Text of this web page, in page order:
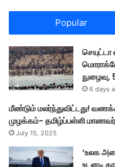
Popular
நுழைவு,
6 days
மீண்டும் மலர்ந்துவிட்டது!
முழக்கம்- தமிழ்ப்பள்ளி
July 15, 2025
‘உலக